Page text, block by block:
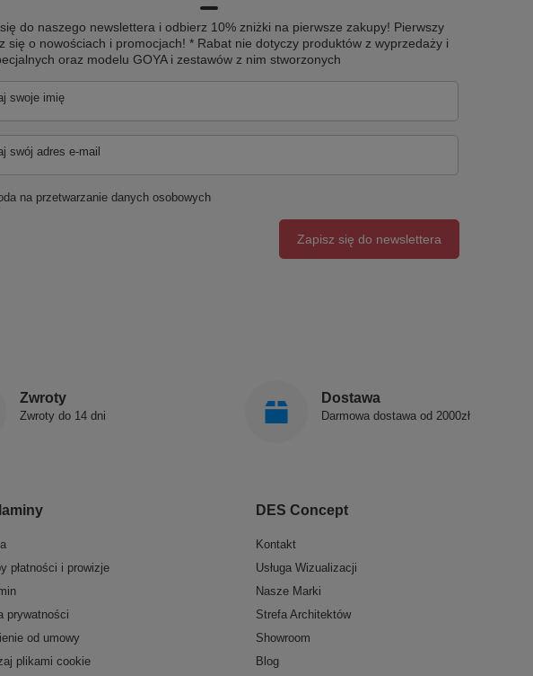
do naszego newslettera i odbierz 10% zniżki na pierwsze zakupy! Pierwszy
się o nowościach i promocjach! * Rabat nie dotyczy produktów z wyprzedaży i
oraz modelu GOYA i zestawów z nim stworzonych
swoje imię
swój adres e-mail
na przetwarzanie danych osobowych
Zapisz się do newslettera
Zwroty
Zwroty do 14 dni
Dostawa
Darmowa dostawa od 2000zł
płatności i prowizje
prywatności
od umowy
plikami cookie
DES Concept
Kontakt
Usługa Wizualizacji
Nasze Marki
Strefa Architektów
Showroom
Blog